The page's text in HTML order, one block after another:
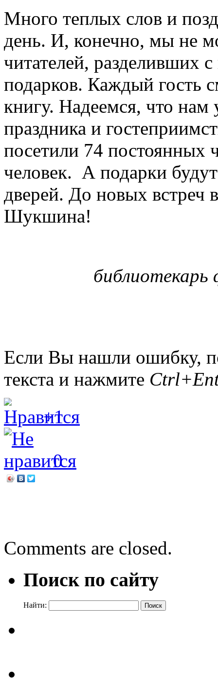
Много теплых слов и
день. И, конечно, мы не
читателей, разделивших
подарков. Каждый гость
книгу. Надеемся, что нам
праздника и
посетили 74 постоянных
человек. А подарки
дверей. До новых
Шукшина!
Если Вы нашли ошибку,
текста и нажмите
+1
0
Comments are closed.
Поиск по сайту
Найти: